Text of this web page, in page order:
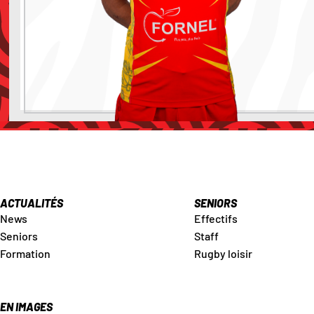
ACTUALITÉS
News
Seniors
Formation
SENIORS
Effectifs
Staff
Rugby loisir
EN IMAGES